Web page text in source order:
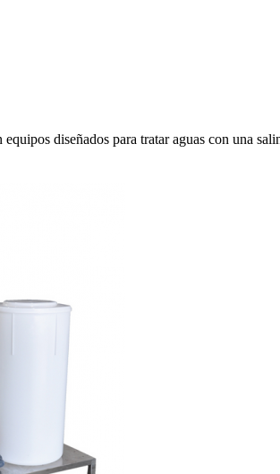
diseñados para tratar aguas con una